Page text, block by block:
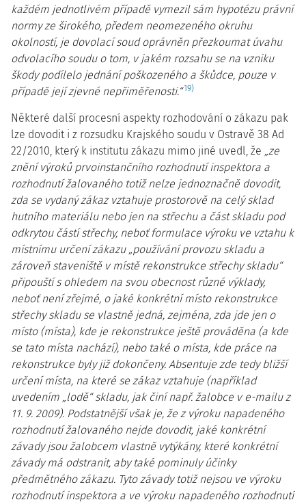
každém jednotlivém případě vymezil sám hypotézu právní
normy ze širokého, předem neomezeného okruhu
okolností, je dovolací soud oprávněn přezkoumat úvahu
odvolacího soudu o tom, v jakém rozsahu se na vzniku
škody podílelo jednání poškozeného a škůdce, pouze v
případě její zjevné nepřiměřenosti.“19)
Některé další procesní aspekty rozhodování o zákazu pak
lze dovodit i z rozsudku Krajského soudu v Ostravě 38 Ad
22/2010, který k institutu zákazu mimo jiné uvedl, že „ze
znění výroků prvoinstančního rozhodnutí inspektora a
rozhodnutí žalovaného totiž nelze jednoznačně dovodit,
zda se vydaný zákaz vztahuje prostorově na celý sklad
hutního materiálu nebo jen na střechu a část skladu pod
odkrytou částí střechy, neboť formulace výroku ve vztahu k
místnímu určení zákazu „používání provozu skladu a
zároveň staveniště v místě rekonstrukce střechy skladu“
připouští s ohledem na svou obecnost různé výklady,
neboť není zřejmé, o jaké konkrétní místo rekonstrukce
střechy skladu se vlastně jedná, zejména, zda jde jen o
místo (místa), kde je rekonstrukce ještě prováděna (a kde
se tato místa nachází), nebo také o místa, kde práce na
rekonstrukce byly již dokončeny. Absentuje zde tedy bližší
určení místa, na které se zákaz vztahuje (například
uvedením „lodě“ skladu, jak činí např. žalobce v e-mailu z
11. 9. 2009). Podstatnější však je, že z výroku napadeného
rozhodnutí žalovaného nejde dovodit, jaké konkrétní
závady jsou žalobcem vlastně vytýkány, které konkrétní
závady má odstranit, aby také pominuly účinky
předmětného zákazu. Tyto závady totiž nejsou ve výroku
rozhodnutí inspektora a ve výroku napadeného rozhodnutí